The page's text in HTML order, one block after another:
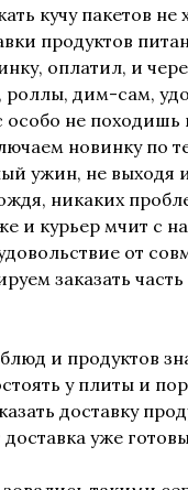
кучу пакетов не
продуктов
оплатил, и
дим-сам,
не походишь
новинку по
ужин, не выходя
никаких
и курьер мчит с
от
заказать часть
и продуктов
у плиты и
доставку
уже